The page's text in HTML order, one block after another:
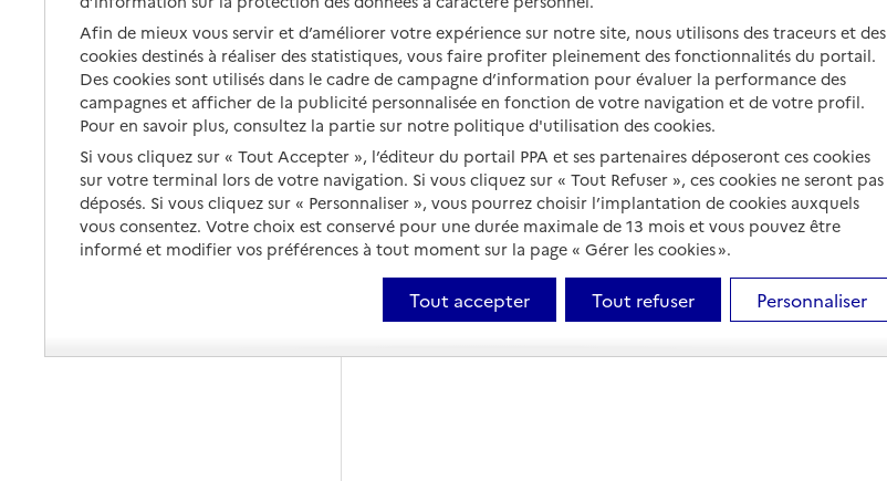
Afin de mieux vous servir et d’améliorer votre expérience sur notre site, nous utilisons des traceurs et des
cookies destinés à réaliser des statistiques, vous faire profiter pleinement des fonctionnalités du portail.
Des cookies sont utilisés dans le cadre de campagne d’information pour évaluer la performance des
campagnes et afficher de la publicité personnalisée en fonction de votre navigation et de votre profil.
Pour en savoir plus, consultez la partie sur notre politique d'utilisation des cookies.
Si vous cliquez sur « Tout Accepter », l’éditeur du portail PPA et ses partenaires déposeront ces cookies
sur votre terminal lors de votre navigation. Si vous cliquez sur « Tout Refuser », ces cookies ne seront pas
déposés. Si vous cliquez sur « Personnaliser », vous pourrez choisir l’implantation de cookies auxquels
vous consentez. Votre choix est conservé pour une durée maximale de 13 mois et vous pouvez être
informé et modifier vos préférences à tout moment sur la page « Gérer les cookies ».
Tout accepter Tout refuser Personnaliser